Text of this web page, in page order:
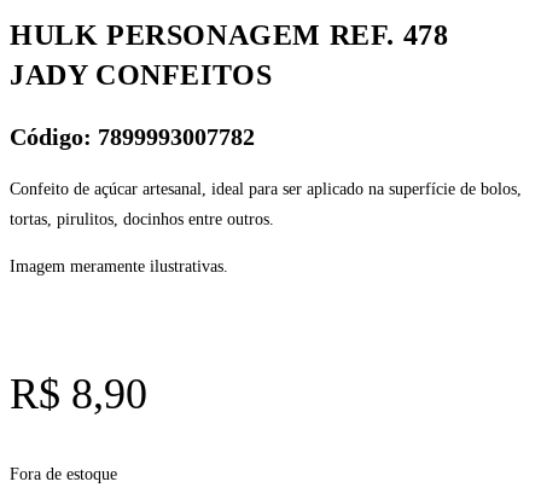
HULK PERSONAGEM REF. 478
JADY CONFEITOS
Código: 7899993007782
Confeito de açúcar artesanal, ideal para ser aplicado na superfície de bolos,
tortas, pirulitos, docinhos entre outros.
Imagem meramente ilustrativas.
R$ 8,90
Fora de estoque